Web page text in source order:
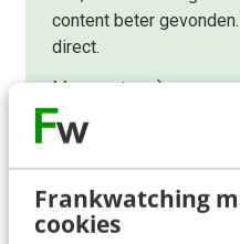
Frankwatching
cookies
content beter
direct.
Meer weten